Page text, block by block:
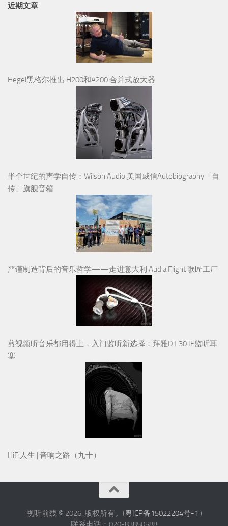
近期文章
Hegel黑格尔推出 H200和A200 合并式放大器
半个世纪的声学自传：Wilson Audio 美国威信Autobiography「自
传」旗舰音箱
严谨制造背后的音乐哲学——走进意大利 Audia Flight 歌匠工厂
剪视频听音乐都用得上，入门监听新选择：拜雅DT 30 IE监听耳
塞
HiFi人生 | 音响之路（九十）
视听前线 © 2026. 版权所有。(粤ICP备15022204号-1 )